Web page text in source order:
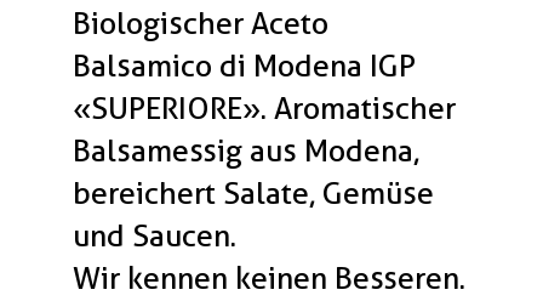
Biologischer Aceto
Balsamico di Modena IGP
«SUPERIORE». Aromatischer
Balsamessig aus Modena,
bereichert Salate, Gemüse
und Saucen.
Wir kennen keinen Besseren.